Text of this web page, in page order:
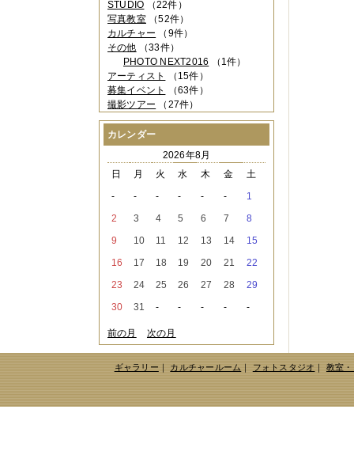
2022年05月（4件）
2022年04月（2件）
2022年03月
（5件）
2022年02月（3件）
2022年01月（3件）
2021年12月（2件）
2021年11月（3件）
2021年10月
（1件）
2021年08月
2021年07月（1件）
（3件）
2021年05月（2件）
2021年02月 （1件）
2020年12月（3件）
2020年11月 （6件）
2020年09月（5件）
2020年08月
2020年06月（2件）
2020年04月（4件）
2020年03月（9件）
2020年02月（3件）
2020年01月（5件）
2019年12月（3件）
STUDIO （22件）
写真教室（52件）
カルチャー （9件）
その他 （33件）
PHOTO NEXT2016 （1件）
アーティスト
（15件）
募集イベント
（63件）
撮影ツアー （27件）
カレンダー
2026年8月
日
月 火 水 木 金
土
-
- - - - -
1
2
3 4 5 6 7
8
9
10 11 12 13 14
15
16
17 18 19 20 21
22
23
24 25 26 27 28
29
30
31 - - - - -
前の月 次の月
ギャラリー｜ カルチャールーム｜ フォトスタジオ｜ 教室